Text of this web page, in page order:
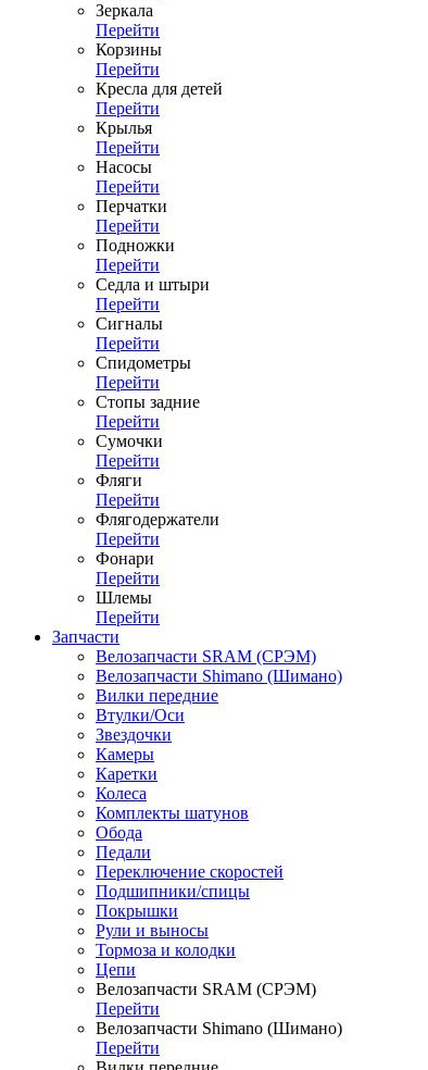
Зеркала
Перейти
Корзины
Перейти
Кресла для детей
Перейти
Крылья
Перейти
Насосы
Перейти
Перчатки
Перейти
Подножки
Перейти
Седла и штыри
Перейти
Сигналы
Перейти
Спидометры
Перейти
Стопы задние
Перейти
Сумочки
Перейти
Фляги
Перейти
Флягодержатели
Перейти
Фонари
Перейти
Шлемы
Перейти
Запчасти
Велозапчасти SRAM (СРЭМ)
Велозапчасти Shimano (Шимано)
Вилки передние
Втулки/Оси
Звездочки
Камеры
Каретки
Колеса
Комплекты шатунов
Обода
Педали
Переключение скоростей
Подшипники/спицы
Покрышки
Рули и выносы
Тормоза и колодки
Цепи
Велозапчасти SRAM (СРЭМ)
Перейти
Велозапчасти Shimano (Шимано)
Перейти